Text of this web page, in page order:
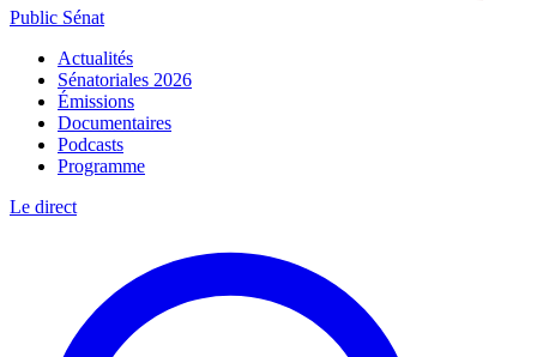
Public Sénat
Actualités
Sénatoriales 2026
Émissions
Documentaires
Podcasts
Programme
Le direct